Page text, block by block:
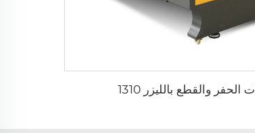
الحفر والقطع بالليزر 1310